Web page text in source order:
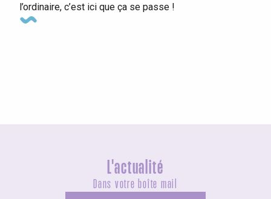
l’ordinaire, c’est ici que ça se passe !
L'actualité
Dans votre boîte mail